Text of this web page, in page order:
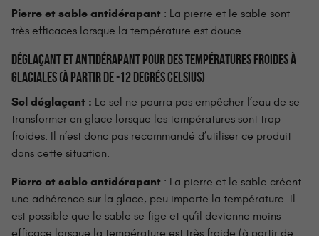
Pierre et sable antidérapant : La pierre et le sable sont
très efficaces lorsque la température est douce.
DÉGLAÇANT ET ANTIDÉRAPANT POUR DES TEMPÉRATURES FROIDES À
GLACIALES(À PARTIR DE -12 DEGRÉS CELSIUS)
Sel déglaçant : Le sel ne pourra pas empêcher l’eau de se
transformer en glace lorsque les températures sont trop
froides. Il n’est donc pas recommandé d’utiliser ce produit
dans cette situation.
Pierre et sable antidérapant : La pierre et le sable créent
une adhérence sur la glace, peu importe la température. Il
est possible que le sable se fige et qu’il devienne moins
efficace lorsque la température est très froide (à partir de